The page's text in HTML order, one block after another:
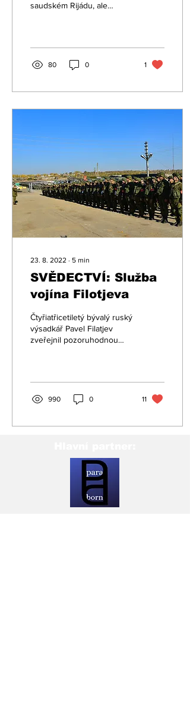
saudském Rijádu, ale
80 0 1
23. 8. 2022 ∙ 5 min
SVĚDECTVÍ: Služba
vojína Filotjeva
Čtyřiatřicetiletý bývalý ruský
výsadkář Pavel Filatjev
zveřejnil pozoruhodnou
990 0 11